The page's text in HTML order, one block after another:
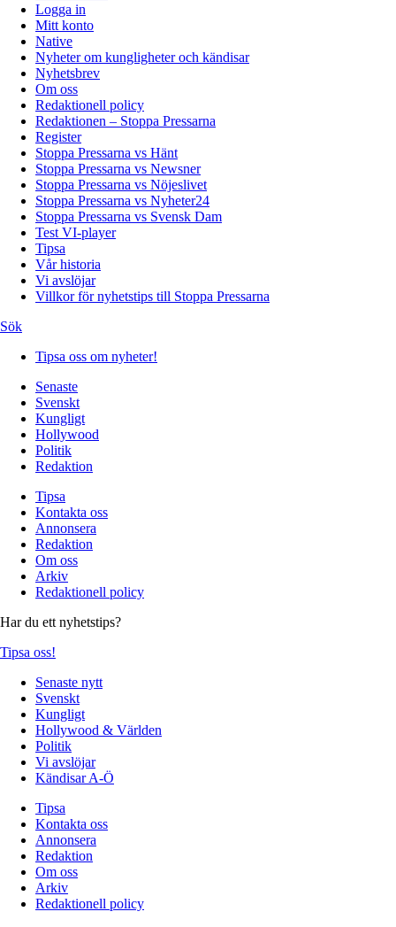
Logga in
Mitt konto
Native
Nyheter om kungligheter och kändisar
Nyhetsbrev
Om oss
Redaktionell policy
Redaktionen – Stoppa Pressarna
Register
Stoppa Pressarna vs Hänt
Stoppa Pressarna vs Newsner
Stoppa Pressarna vs Nöjeslivet
Stoppa Pressarna vs Nyheter24
Stoppa Pressarna vs Svensk Dam
Test VI-player
Tipsa
Vår historia
Vi avslöjar
Villkor för nyhetstips till Stoppa Pressarna
Sök
Tipsa oss om nyheter!
Senaste
Svenskt
Kungligt
Hollywood
Politik
Redaktion
Tipsa
Kontakta oss
Annonsera
Redaktion
Om oss
Arkiv
Redaktionell policy
Har du ett nyhetstips?
Tipsa oss!
Senaste nytt
Svenskt
Kungligt
Hollywood & Världen
Politik
Vi avslöjar
Kändisar A-Ö
Tipsa
Kontakta oss
Annonsera
Redaktion
Om oss
Arkiv
Redaktionell policy